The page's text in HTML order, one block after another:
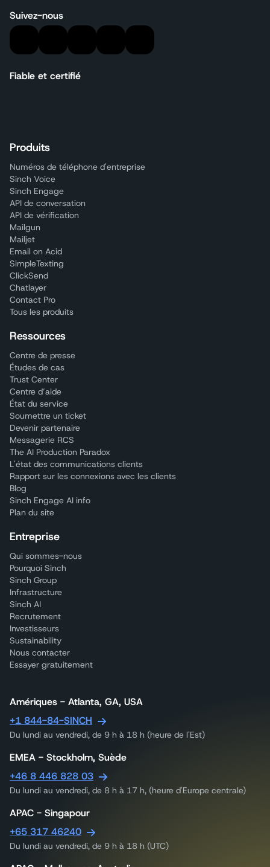
Suivez-nous
Fiable et certifié
Produits
Numéros de téléphone d'entreprise
Sinch Voice
Sinch Engage
API de conversation
API de vérification
Mailgun
Mailjet
Email on Acid
SimpleTexting
ClickSend
Chatlayer
Contact Pro
Tous les produits
Ressources
Centre de presse
Études de cas
Trust Center
Centre d’aide
État du service
Soumettre un ticket
Devenir partenaire
Messagerie RCS
The AI Production Paradox
L'état des communications clients
Rapport sur les connexions avec les clients
Blog
Sinch Engage AI info
Plan du site
Entreprise
Qui sommes-nous
Pourquoi Sinch
Sinch Group
Infrastructure
Sinch AI
Recrutement
Investisseurs
Sustainability
Nous contacter
Essayer gratuitement
Amériques - Atlanta, GA, USA
+1 844-84-SINCH
Du lundi au vendredi, de 9 h à 18 h (heure de l'Est)
EMEA - Stockholm, Suède
+46 8 446 828 03
Du lundi au vendredi, de 8 h à 17 h, (heure d'Europe centrale)
APAC - Singapour
+65 317 46240
Du lundi au vendredi, de 9 h à 18 h (UTC)